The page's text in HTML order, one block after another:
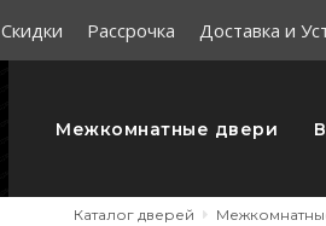
Скидки Рассрочка Доставка и
Межкомнатные двери
Каталог дверей